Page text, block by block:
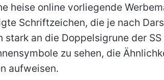
heise online vorliegende
Schriftzeichen, die je nach
stark an die Doppelsigrune der
zu sehen, die
aufweisen.